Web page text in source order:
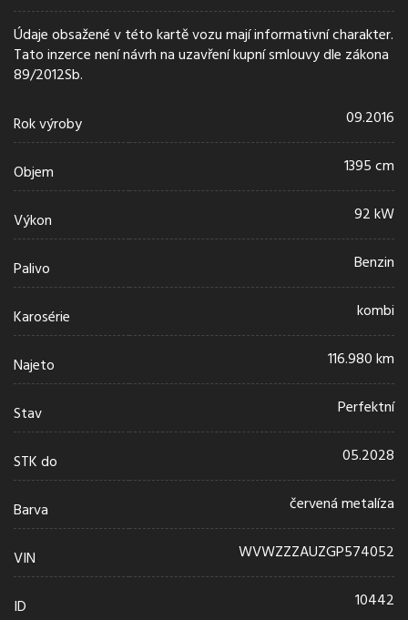
Údaje obsažené v této kartě vozu mají informativní charakter.
Tato inzerce není návrh na uzavření kupní smlouvy dle zákona
89/2012Sb.
Rok výroby 09.2016
Objem 1395 cm
Výkon 92 kW
Palivo Benzin
Karosérie kombi
Najeto 116.980 km
Stav Perfektní
STK do 05.2028
Barva červená metalíza
VIN WVWZZZAUZGP574052
ID 10442